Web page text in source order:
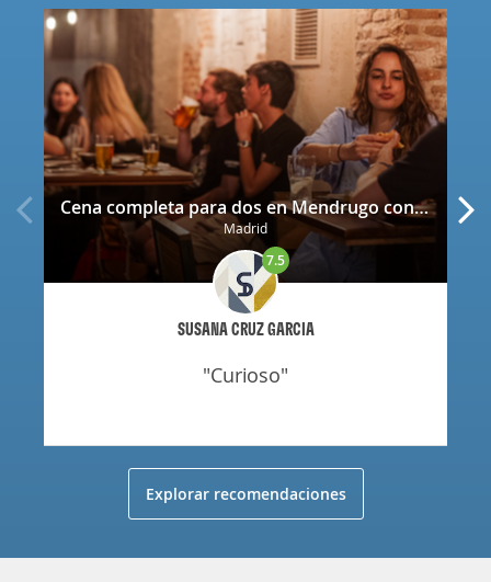
Cena completa para dos en Mendrugo con cerveza artesana incluida
Madrid
SUSANA CRUZ GARCIA
7.5
"curioso"
Explorar recomendaciones